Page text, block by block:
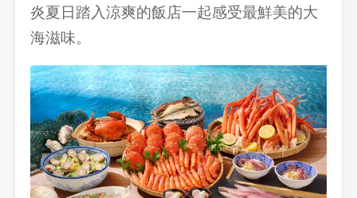
炎夏日踏入涼爽的飯店一起感受最鮮美的大
海滋味。